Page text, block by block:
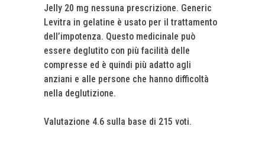
Jelly 20 mg nessuna prescrizione. Generic
Levitra in gelatine è usato per il trattamento
dell’impotenza. Questo medicinale può
essere deglutito con più facilità delle
compresse ed è quindi più adatto agli
anziani e alle persone che hanno difficoltà
nella deglutizione.
Valutazione 4.6 sulla base di 215 voti.